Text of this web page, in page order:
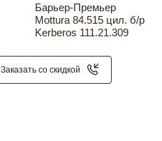
Барьер-Премьер
Mottura 84.515 цил. б/р
Kerberos 111.21.309
Заказать со скидкой